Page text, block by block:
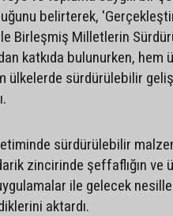
belirterek,
ile Birleşmiş Milletlerin
katkıda bulunurken, hem
ülkelerde sürdürülebilir
sürdürülebilir
zincirinde şeffaflığın ve
ile gelecek
aktardı.